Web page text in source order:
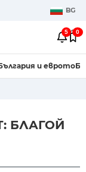
BG
5 0
и еврото
БЛАГОЙ